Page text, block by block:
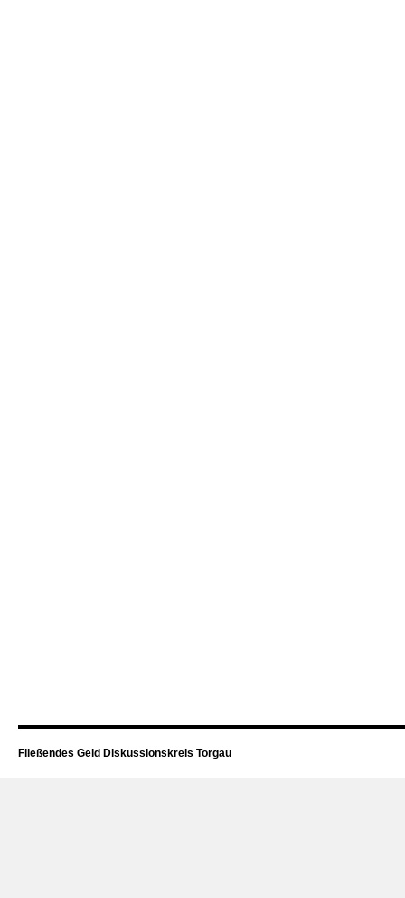
Fließendes Geld Diskussionskreis Torgau